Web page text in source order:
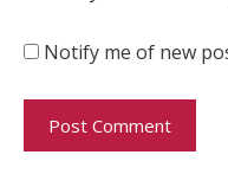
Notify me of new